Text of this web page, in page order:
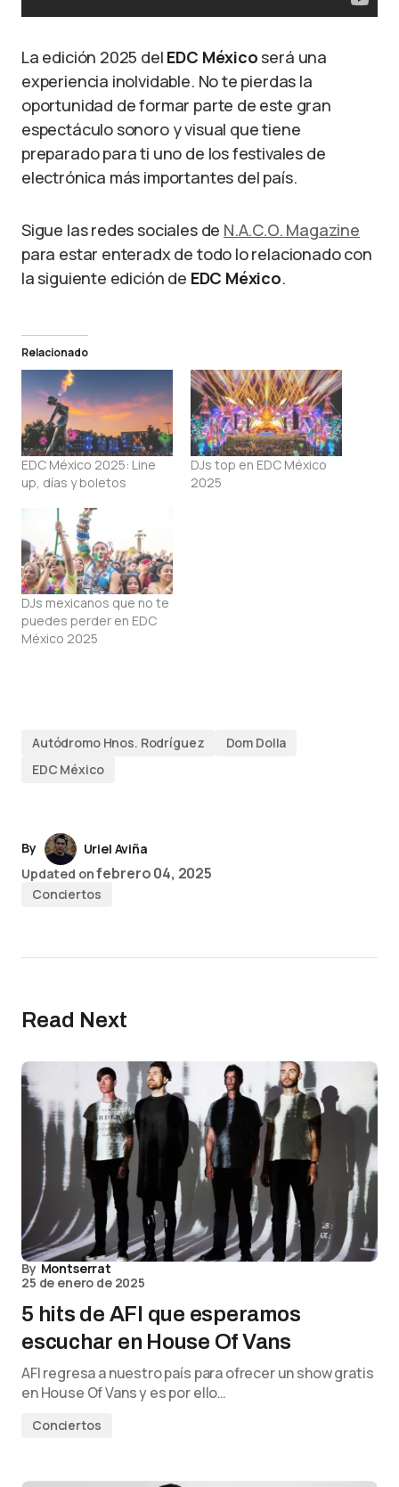
La edición 2025 del EDC Méxicoserá una
experiencia inolvidable. No te pierdas la
oportunidad de formar parte de este gran
espectáculo sonoro y visual que tiene
preparado para ti uno de los festivales de
electrónica más importantes del país.
Sigue las redes sociales de N.A.C.O. Magazine
para estar enteradx de todo lo relacionado con
la siguiente edición de EDC México.
Relacionado
EDC México 2025: Line
up, días y boletos
DJs top en EDC México
2025
DJs mexicanos que no te
puedes perder en EDC
México 2025
Autódromo Hnos. Rodríguez
Dom Dolla
EDC México
By
Uriel Aviña
Updated onfebrero 04, 2025
Conciertos
Read Next
By Montserrat
25 de enero de 2025
5 hits de AFI que esperamos
escuchar en House Of Vans
AFI regresa a nuestro país para ofrecer un show gratis
en House Of Vans y es por ello…
Conciertos